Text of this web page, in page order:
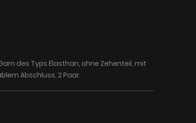
des Typs Elasthan, ohne Zehenteil, mit
Abschluss. 2 Paar.